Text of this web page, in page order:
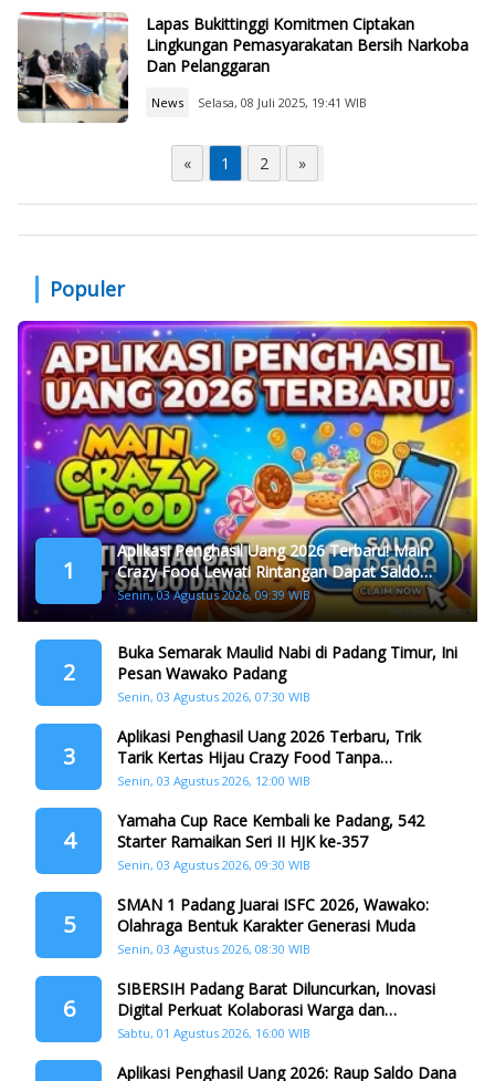
Lapas Bukittinggi Komitmen Ciptakan
Lingkungan Pemasyarakatan Bersih Narkoba
Dan Pelanggaran
News Selasa, 08 Juli 2025, 19:41 WIB
« 1 2 »
Populer
1
Aplikasi Penghasil Uang 2026 Terbaru! Main
Crazy Food Lewati Rintangan Dapat Saldo
Dana
Senin, 03 Agustus 2026, 09:39 WIB
2
Buka Semarak Maulid Nabi di Padang Timur, Ini
Pesan Wawako Padang
Senin, 03 Agustus 2026, 07:30 WIB
3
Aplikasi Penghasil Uang 2026 Terbaru, Trik
Tarik Kertas Hijau Crazy Food Tanpa
Penggandaan
Senin, 03 Agustus 2026, 12:00 WIB
4
Yamaha Cup Race Kembali ke Padang, 542
Starter Ramaikan Seri II HJK ke-357
Senin, 03 Agustus 2026, 09:30 WIB
5
SMAN 1 Padang Juarai ISFC 2026, Wawako:
Olahraga Bentuk Karakter Generasi Muda
Senin, 03 Agustus 2026, 08:30 WIB
6
SIBERSIH Padang Barat Diluncurkan, Inovasi
Digital Perkuat Kolaborasi Warga dan
Pemerintah Atasi Persampahan
Sabtu, 01 Agustus 2026, 16:00 WIB
Aplikasi Penghasil Uang 2026: Raup Saldo Dana